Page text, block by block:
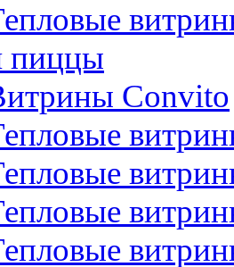
пиццы
Convito